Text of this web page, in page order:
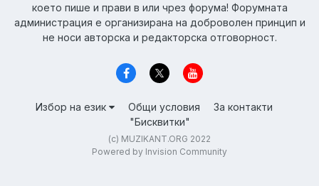
което пише и прави в или чрез форума! Форумната
администрация е организирана на доброволен принцип и
не носи авторска и редакторска отговорност.
Избор на език Общи условия
За контакти
"Бисквитки"
(c) MUZIKANT.ORG 2022
Powered by Invision Community